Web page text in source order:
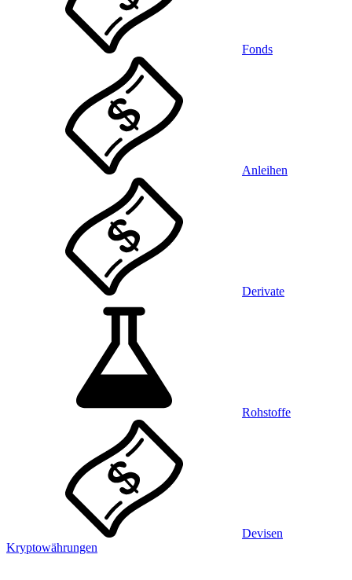
Fonds
Anleihen
Derivate
Rohstoffe
Devisen
Kryptowährungen